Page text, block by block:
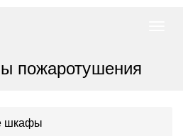
пожаротушения
шкафы